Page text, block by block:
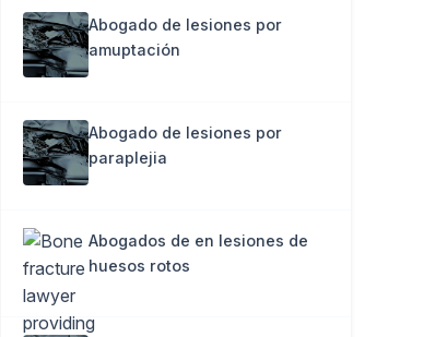
Abogado de lesiones por
amuptación
Abogado de lesiones por
paraplejia
Abogados de en lesiones de
huesos rotos